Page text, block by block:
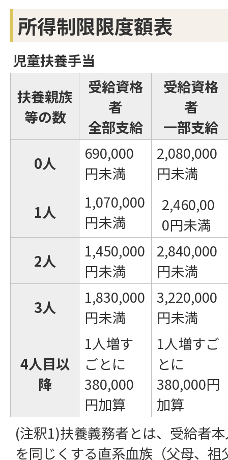
所得制限限度額表
児童扶養手当
扶養親族
等の数
受給資格
者
全部支給
受給資格
者
一部支給
0人
690,000
円未満
2,080,000
円未満
1人
1,070,000
円未満
2,460,00
0円未満
2人
1,450,000
円未満
2,840,000
円未満
3人
1,830,000
円未満
3,220,000
円未満
4人目以
降
1人増す
ごとに
380,000
円加算
1人増すご
とに
380,000円
加算
(注釈1)扶養義務者とは、受給者
を同じくする直系血族（父母、